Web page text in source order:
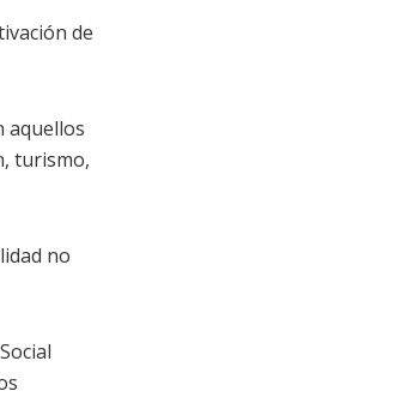
de
aquellos
turismo,
no